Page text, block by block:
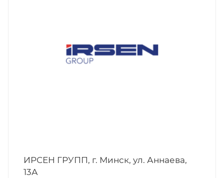
ИРСЕН ГРУПП, г. Минск, ул. Аннаева,
13А